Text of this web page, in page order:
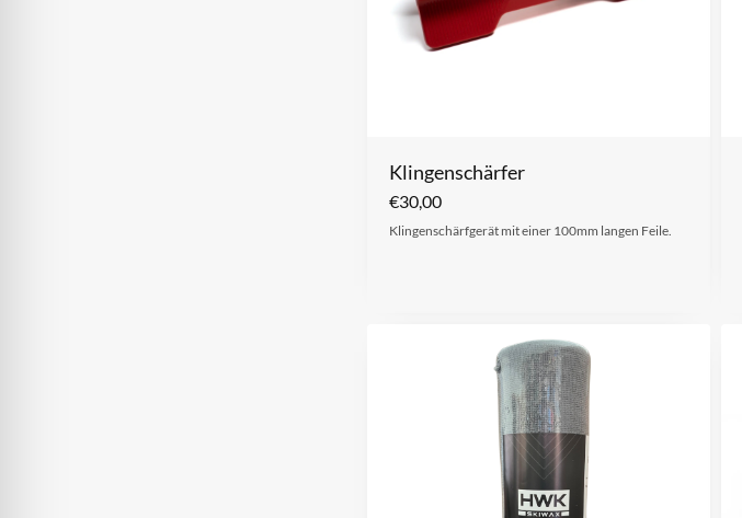
Klingenschärfer
€30,00
Klingenschärfgerät mit einer 100mm langen Feile.